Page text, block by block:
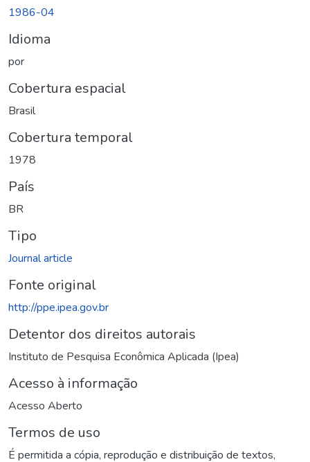
1986-04
Idioma
por
Cobertura espacial
Brasil
Cobertura temporal
1978
País
BR
Tipo
Journal article
Fonte original
http://ppe.ipea.gov.br
Detentor dos direitos autorais
Instituto de Pesquisa Econômica Aplicada (Ipea)
Acesso à informação
Acesso Aberto
Termos de uso
É permitida a cópia, reprodução e distribuição de textos,